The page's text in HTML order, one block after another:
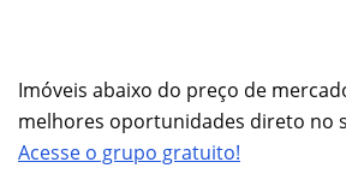
Imóveis abaixo do preço de
melhores oportunidades direto no
Acesse o grupo gratuito!